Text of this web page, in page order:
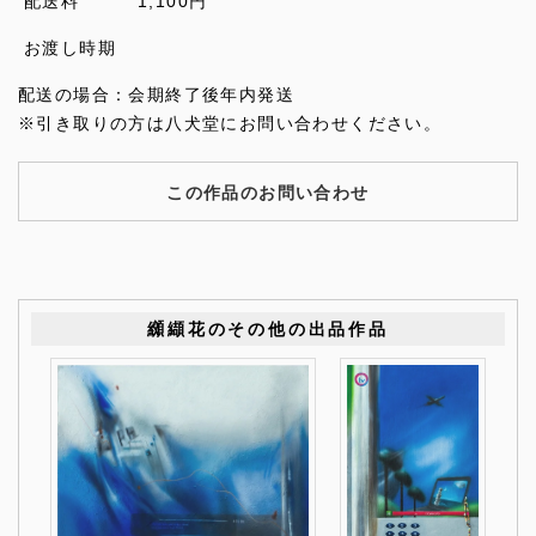
お渡し時期
配送の場合：会期終了後年内発送
※引き取りの方は八犬堂にお問い合わせください。
この作品のお問い合わせ
纐纈花のその他の出品作品